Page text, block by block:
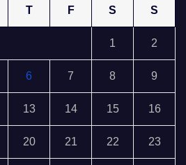
T F S S
1 2
6 7 8 9
13 14 15 16
20 21 22 23